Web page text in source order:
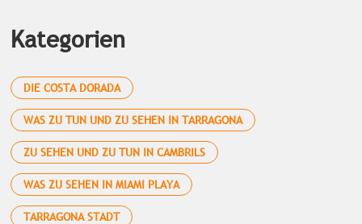
Kategorien
DIE COSTA DORADA
WAS ZU TUN UND ZU SEHEN IN TARRAGONA
ZU SEHEN UND ZU TUN IN CAMBRILS
WAS ZU SEHEN IN MIAMI PLAYA
TARRAGONA STADT